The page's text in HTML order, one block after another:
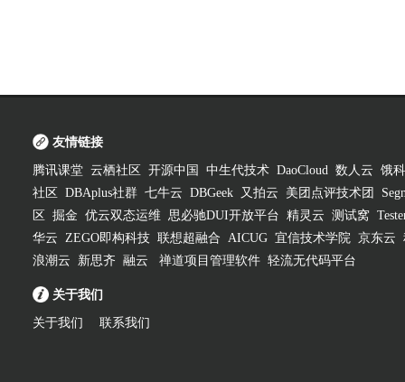
友情链接
腾讯课堂 云栖社区 开源中国 中生代技术 DaoCloud 数人云 饿
社区
DBAplus社群 七牛云 DBGeek 又拍云 美团点评技术团
区
掘金 优云双态运维 思必驰DUI开放平台 精灵云 测试窝
华云 ZEGO即构科技 联想超融合 AICUG 宜信技术学院 京东云
浪潮云
新思齐 融云 禅道项目管理软件 轻流无代码平台
关于我们
关于我们 联系我们